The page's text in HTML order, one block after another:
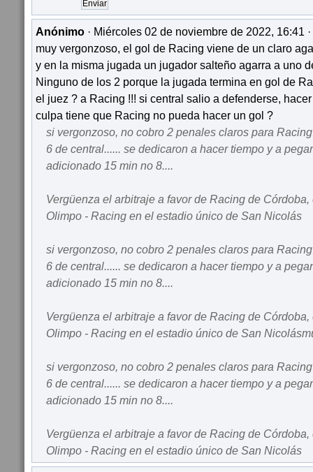
Anónimo · Miércoles 02 de noviembre de 2022, 16:41 ·
muy vergonzoso, el gol de Racing viene de un claro
y en la misma jugada un jugador salteño agarra a uno
Ninguno de los 2 porque la jugada termina en gol de
el juez ? a Racing !!! si central salio a defenderse,
culpa tiene que Racing no pueda hacer un gol ?
si vergonzoso, no cobro 2 penales claros para
6 de central...... se dedicaron a hacer tiempo y a
adicionado 15 min no 8....
Vergüenza el arbitraje a favor de Racing de
Olimpo - Racing en el estadio único de San Nicolás
si vergonzoso, no cobro 2 penales claros para
6 de central...... se dedicaron a hacer tiempo y a
adicionado 15 min no 8....
Vergüenza el arbitraje a favor de Racing de
Olimpo - Racing en el estadio único de San
si vergonzoso, no cobro 2 penales claros para
6 de central...... se dedicaron a hacer tiempo y a
adicionado 15 min no 8....
Vergüenza el arbitraje a favor de Racing de
Olimpo - Racing en el estadio único de San Nicolás